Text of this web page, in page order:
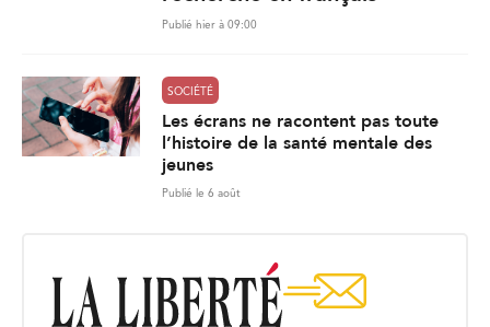
Publié hier à 09:00
SOCIÉTÉ
Les écrans ne racontent pas toute
l’histoire de la santé mentale des
jeunes
Publié le 6 août